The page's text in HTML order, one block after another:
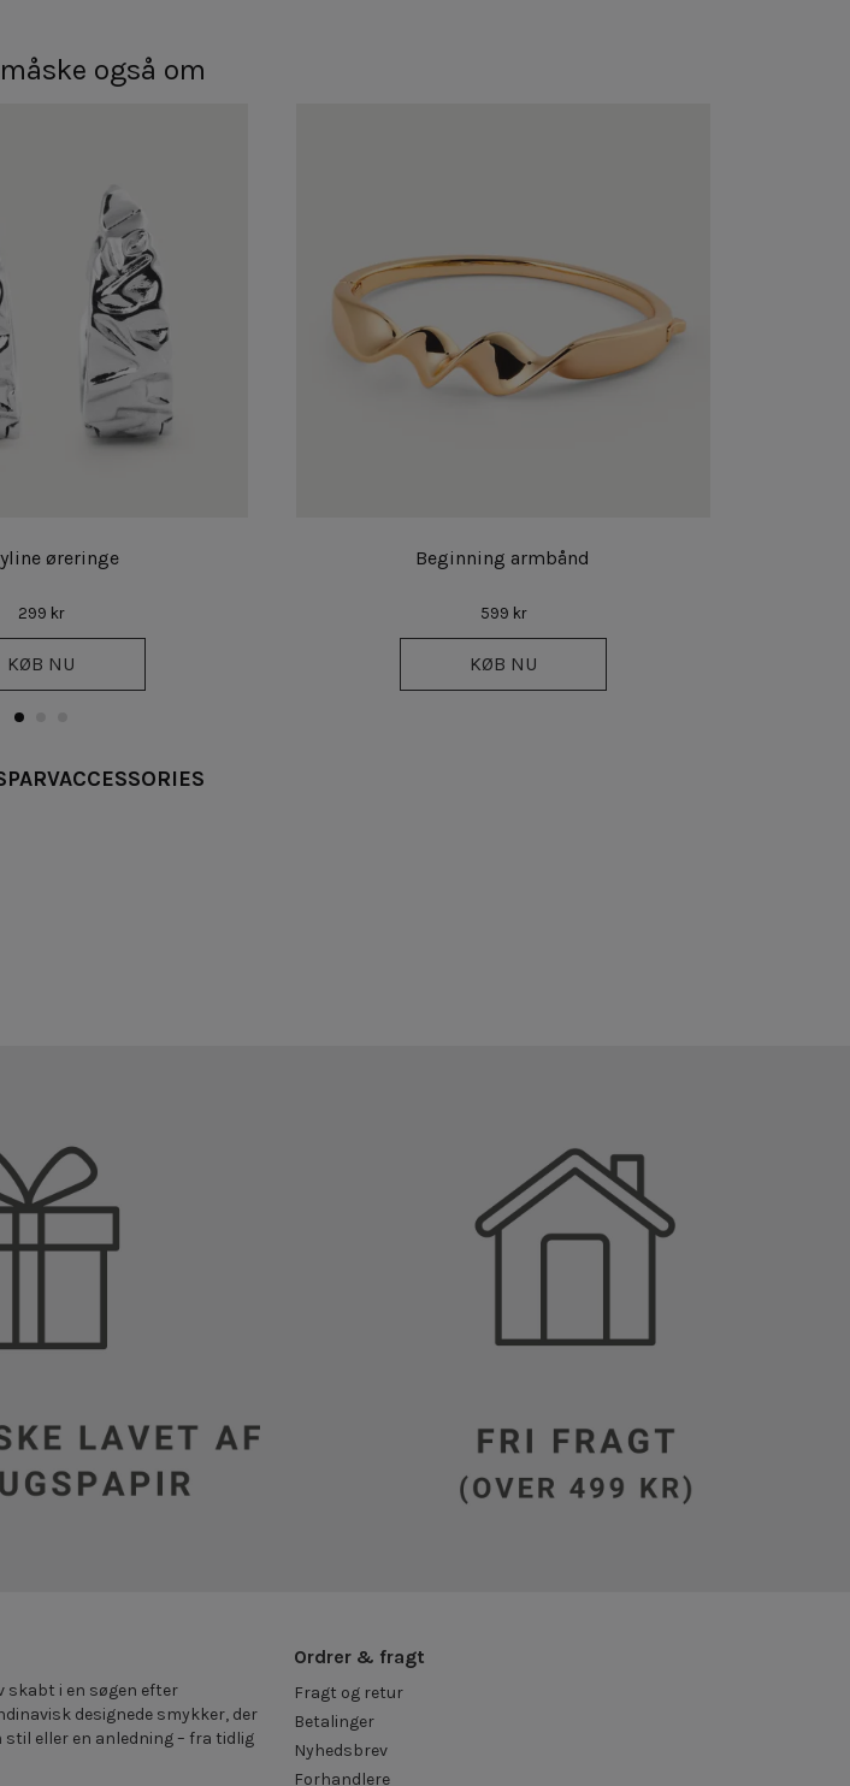
også om
øreringe
299 kr
KØB NU
Beginning armbånd
599 kr
KØB NU
skabt i en søgen efter
designede smykker, der
eller en anledning – fra tidlig
Ordrer & fragt
Fragt og retur
Betalinger
Nyhedsbrev
Forhandlere